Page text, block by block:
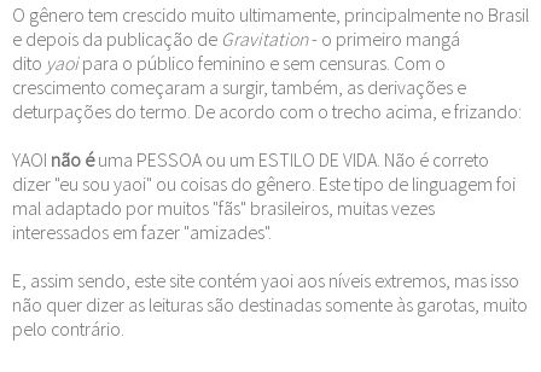
O gênero tem crescido muito ultimamente, principalmente no Brasil
e depois da publicação de Gravitation- o primeiro mangá
dito yaoipara o público feminino e sem censuras. Com o
crescimento começaram a surgir, também, as derivações e
deturpações do termo. De acordo com o trecho acima, e frizando:
YAOI não éuma PESSOA ou um ESTILO DE VIDA. Não é correto
dizer "eu sou yaoi" ou coisas do gênero. Este tipo de linguagem foi
mal adaptado por muitos "fãs" brasileiros, muitas vezes
interessados em fazer "amizades".
E, assim sendo, este site contém yaoi aos níveis extremos, mas isso
não quer dizer as leituras são destinadas somente às garotas, muito
pelo contrário.